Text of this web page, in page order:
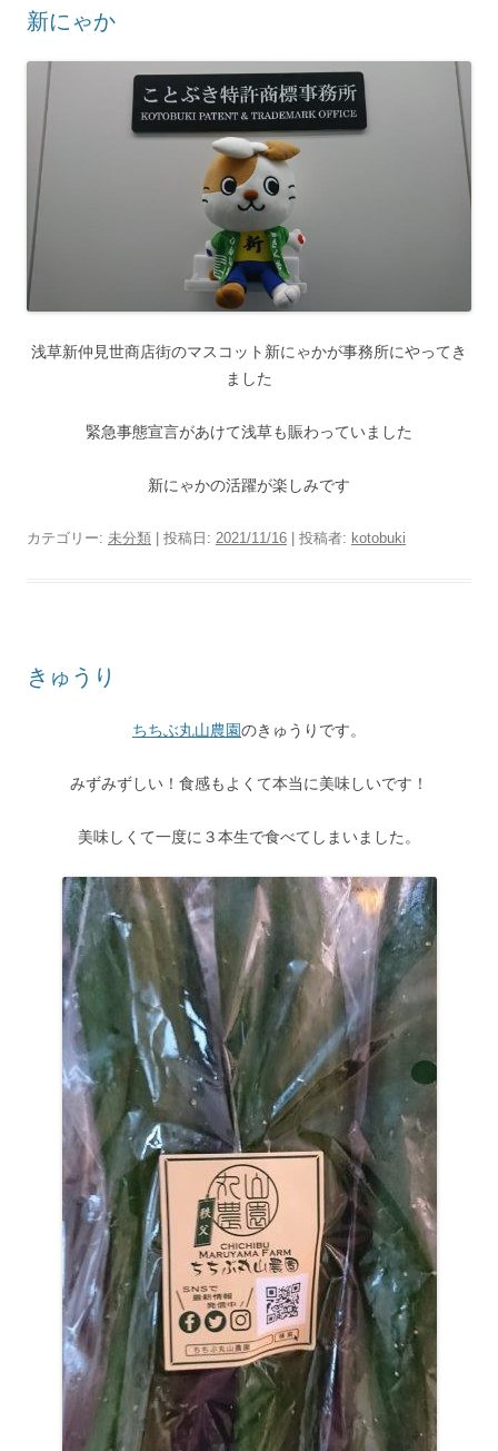
新にゃか
浅草新仲見世商店街のマスコット新にゃかが事務所にやってき
ました
緊急事態宣言があけて浅草も賑わっていました
新にゃかの活躍が楽しみです
カテゴリー: 未分類 | 投稿日: 2021/11/16 投稿者: kotobuki
きゅうり
ちちぶ丸山農園のきゅうりです。
みずみずしい！食感もよくて本当に美味しいです！
美味しくて一度に３本生で食べてしまいました。